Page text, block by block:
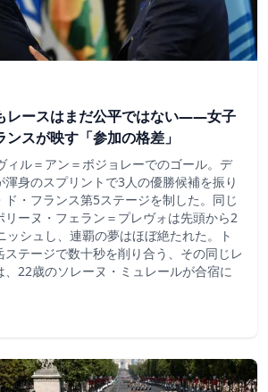
レースはまだ公平ではない――女子
スが映す「参加の格差」
ィル＝アン＝ボジョレーでのゴール。デ
渾身のスプリントで3人の優勝候補を振り
・フランス第5ステージを制した。同じ
リーヌ・フェラン＝プレヴォは先頭から2
ッシュし、連覇の夢はほぼ絶たれた。ト
ステージで数十秒を削り合う、その同じレ
、22歳のソレーヌ・ミュレールが合宿に